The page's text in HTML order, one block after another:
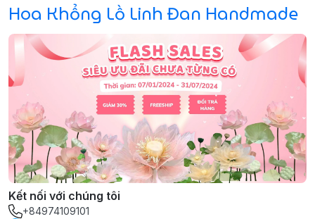
Hoa Khổng Lồ Linh Đan Handmade
Kết nối với chúng tôi
+84974109101